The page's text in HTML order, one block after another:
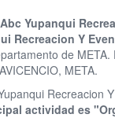
Yupanqui
Recreacion Y
de
META.
Recreacion
actividad es